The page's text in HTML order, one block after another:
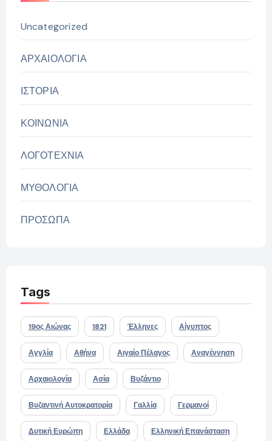
Uncategorized
ΑΡΧΑΙΟΛΟΓΙΑ
ΙΣΤΟΡΙΑ
ΚΟΙΝΩΝΙΑ
ΛΟΓΟΤΕΧΝΙΑ
ΜΥΘΟΛΟΓΙΑ
ΠΡΟΣΩΠΑ
Tags
19ος Αιώνας 1821 Έλληνες Αίγυπτος
Αγγλία Αθήνα Αιγαίο Πέλαγος Αναγέννηση
Αρχαιολογία Ασία Βυζάντιο
Βυζαντινή Αυτοκρατορία Γαλλία Γερμανοί
Δυτική Ευρώπη Ελλάδα Ελληνική Επανάσταση